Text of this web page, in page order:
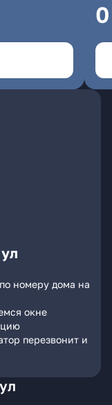
0
номеру дома на
окне
перезвонит и